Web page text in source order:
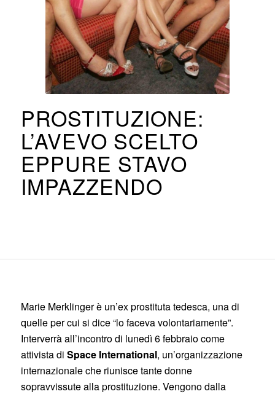
PROSTITUZIONE:
L’AVEVO SCELTO
EPPURE STAVO
IMPAZZENDO
Marie Merklinger è un’ex prostituta tedesca, una di
quelle per cui si dice “lo faceva volontariamente”.
Interverrà all’incontro di lunedì 6 febbraio come
attivista di Space International, un’organizzazione
internazionale che riunisce tante donne
sopravvissute alla prostituzione. Vengono dalla